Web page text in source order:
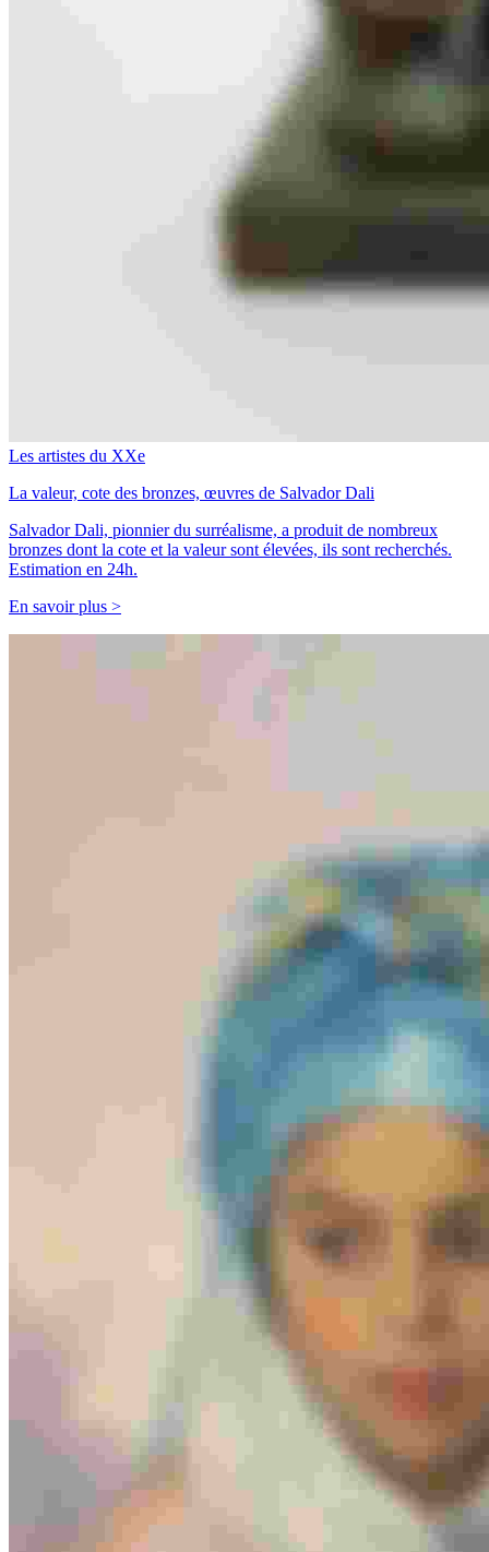
Les artistes du XXe
La valeur, cote des bronzes, œuvres de Salvador Dali
Salvador Dali, pionnier du surréalisme, a produit de nombreux
bronzes dont la cote et la valeur sont élevées, ils sont recherchés.
Estimation en 24h.
En savoir plus >